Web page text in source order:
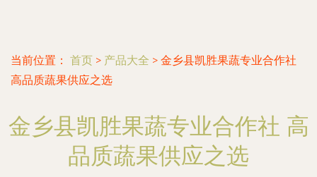
当前位置： 首页 > 产品大全 > 金乡县凯胜果蔬专业合作社
高品质蔬果供应之选
金乡县凯胜果蔬专业合作社 高
品质蔬果供应之选